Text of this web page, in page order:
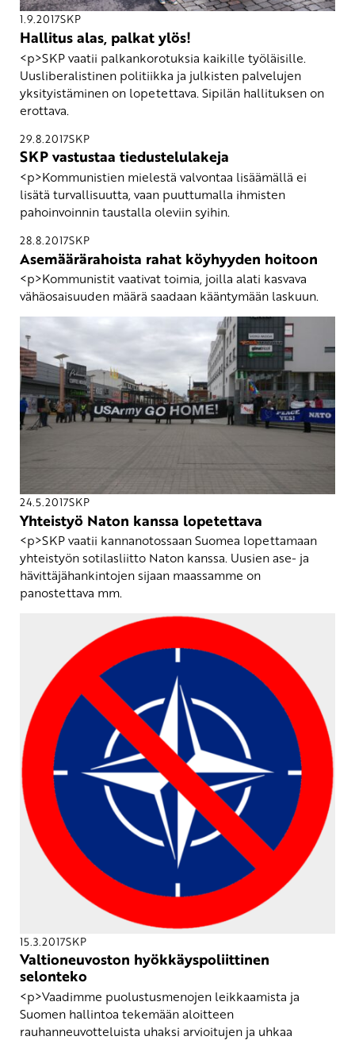
1.9.2017SKP
Hallitus alas, palkat ylös!
<p>SKP vaatii palkankorotuksia kaikille työläisille.
Uusliberalistinen politiikka ja julkisten palvelujen
yksityistäminen on lopetettava. Sipilän hallituksen on
erottava.
29.8.2017SKP
SKP vastustaa tiedustelulakeja
<p>Kommunistien mielestä valvontaa lisäämällä ei
lisätä turvallisuutta, vaan puuttumalla ihmisten
pahoinvoinnin taustalla oleviin syihin.
28.8.2017SKP
Asemäärärahoista rahat köyhyyden hoitoon
<p>Kommunistit vaativat toimia, joilla alati kasvava
vähäosaisuuden määrä saadaan kääntymään laskuun.
24.5.2017SKP
Yhteistyö Naton kanssa lopetettava
<p>SKP vaatii kannanotossaan Suomea lopettamaan
yhteistyön sotilasliitto Naton kanssa. Uusien ase- ja
hävittäjähankintojen sijaan maassamme on
panostettava mm.
15.3.2017SKP
Valtioneuvoston hyökkäyspoliittinen
selonteko
<p>Vaadimme puolustusmenojen leikkaamista ja
Suomen hallintoa tekemään aloitteen
rauhanneuvotteluista uhaksi arvioitujen ja uhkaa